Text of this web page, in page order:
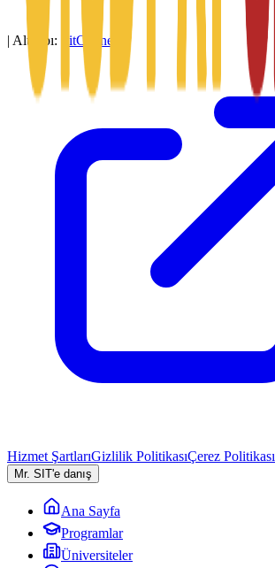
| Altyapı: SitConnect
Hizmet ŞartlarıGizlilik PolitikasıÇerez Politikası
Mr. SIT'e danış
Ana Sayfa
Programlar
Üniversiteler